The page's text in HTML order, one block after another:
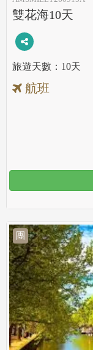
雙花海10天
10天
航班
團